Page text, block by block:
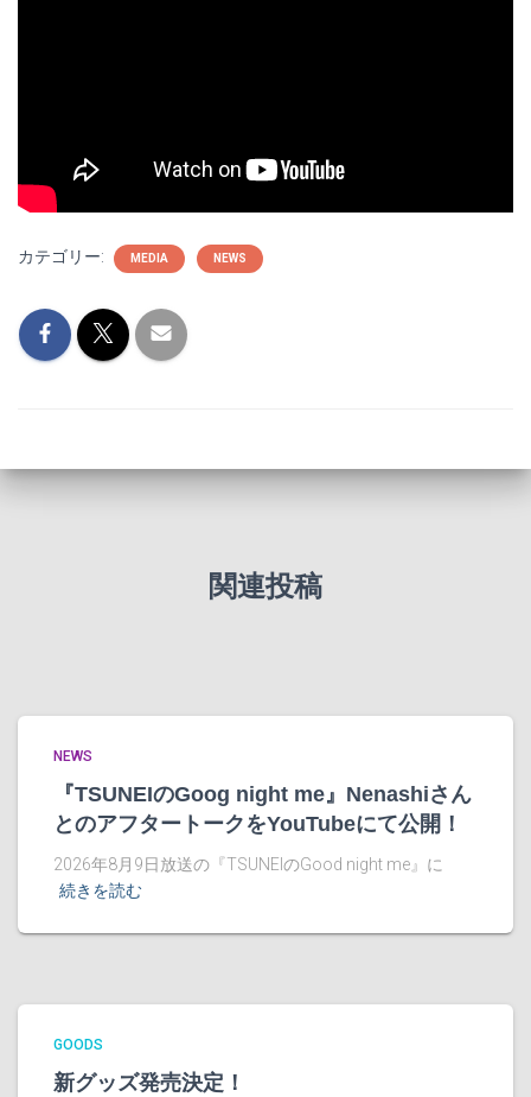
カテゴリー: MEDIA NEWS
関連投稿
NEWS
『TSUNEIのGoog night me』Nenashiさん
とのアフタートークをYouTubeにて公開！
2026年8月9日放送の『TSUNEIのGood night me』に
続きを読む
GOODS
新グッズ発売決定！